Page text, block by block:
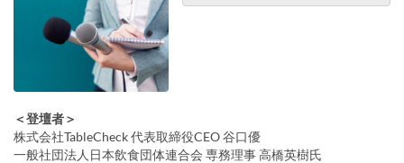
＜登壇者＞
株式会社TableCheck 代表取締役CEO 谷口優
一般社団法人日本飲食団体連合会 専務理事 高橋英樹氏